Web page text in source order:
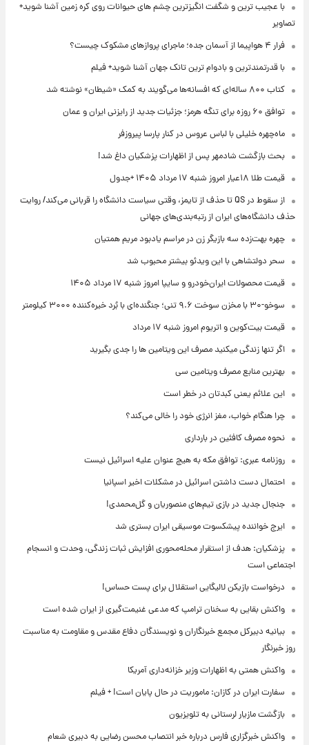
با عجیب ترین و شگفت انگیزترین چشم های حیوانات روی کره زمین آشنا شوید+
تصاویر
فرار ۴ هواپیما از آسمان جده؛ ماجرای پروازهای مشکوک چیست؟
با قدرتمندترین و بادوام ترین تانک جهان آشنا شوید+ فیلم
کتاب ۸۰۰ ساله‌ای که افسانه‌ها می‌گویند به کمک «شیطان» نوشته شد
توافق ۶۰ روزه برای تنگه هرمز؛ جزئیات جدید از رایزنی ایران و عمان
ماه‌چهره خلیلی با لباس عروس در کنار پارسا پیروزفر
بحث بازگشت شادمهر پس از اظهارات پزشکیان داغ شد!
قیمت طلا ۱۸عیار امروز شنبه ۱۷ مرداد ۱۴۰۵ +جدول
از سقوط در QS تا حذف از تایمز، وقتی سیاست دانشگاه را قربانی می‌کند/ روایت
حذف دانشگاه‌های ایران از رتبه‌بندی‌های جهانی
چهره بهت‌زده سه بازیگر زن در مراسم یادبود مریم همتیان
سحر دولتشاهی با این ویدئو بیشتر محبوب شد
قیمت محصولات ایران‌خودرو و سایپا امروز شنبه ۱۷ مرداد ۱۴۰۵
سوخو-۳۰ با مخزن سوخت ۹.۶ تنی؛ جنگنده‌ای با بُرد خیره‌کننده ۳۰۰۰ کیلومتر
قیمت بیت‌کوین و اتریوم امروز شنبه ۱۷ مرداد
اگر تنها زندگی میکنید مصرف این ویتامین ها را جدی بگیرید
بهترین منابع مصرف ویتامین سی
این علائم یعنی کبدتان در خطر است
چرا هنگام خواب، مغز انرژی خود را خالی می‌کند؟
نحوه مصرف کافئین در بارداری
روزنامه عبری: توافق مکه به هیچ عنوان علیه اسرائیل نیست
احتمال دست داشتن اسرائیل در مشکلات اخیر اسپانیا
جنجال جدید در بازی تیم‌های منصوریان و گل‌محمدی!
ایرج خواننده پیشکسوت موسیقی ایران بستری شد
پزشکیان: هدف از استقرار محله‌محوری افزایش ثبات زندگی، وحدت و انسجام
اجتماعی است
درخواست بازیکن لالیگایی استقلال برای پست حساس!
واکنش بقایی به سخنان ترامپ که مدعی غنیمت‌گیری از ایران شده است
بیانیه دبیرکل مجمع خبرنگاران و نویسندگان دفاع مقدس و مقاومت به مناسبت
روز خبرنگار
واکنش همتی به اظهارات وزیر خزانه‌داری آمریکا
سفارت ایران در کازان: ماموریت در حال پایان است! + فیلم
بازگشت مازیار لرستانی به تلویزیون
واکنش خبرگزاری فارس درباره خبر انتصاب محسن رضایی به دبیری شعام